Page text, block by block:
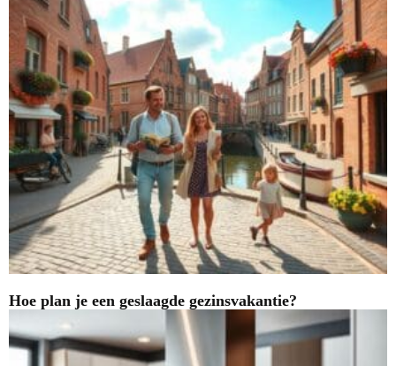
Hoe plan je een geslaagde gezinsvakantie?